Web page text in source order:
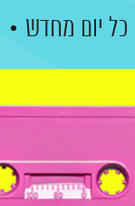
כל יום מחדש